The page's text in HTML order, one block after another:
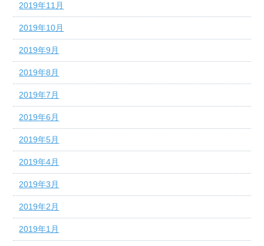
2019年11月
2019年10月
2019年9月
2019年8月
2019年7月
2019年6月
2019年5月
2019年4月
2019年3月
2019年2月
2019年1月